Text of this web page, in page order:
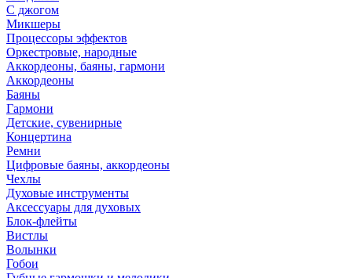
С джогом
Микшеры
Процессоры эффектов
Оркестровые, народные
Аккордеоны, баяны, гармони
Аккордеоны
Баяны
Гармони
Детские, сувенирные
Концертина
Ремни
Цифровые баяны, аккордеоны
Чехлы
Духовые инструменты
Аксессуары для духовых
Блок-флейты
Вистлы
Волынки
Гобои